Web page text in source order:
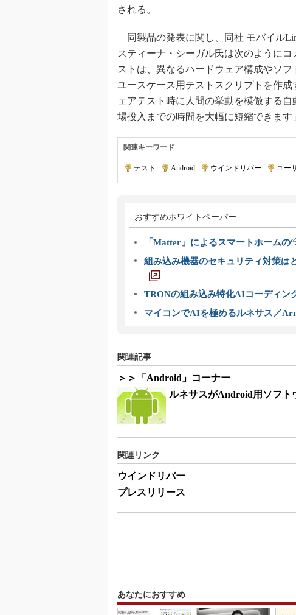
される。
同製品の発表に関し、同社 モバイル
スティーナ・シーガル氏は次のようにコ
ストは、異なるハードウェア構成やソ
ユースケース用テストスクリプトを作
ェアテスト時に人間の挙動を模倣する
場投入までの時間を大幅に短縮できます
関連キーワード
テスト Android ウインドリバー ユー
おすすめホワイトペーパー
「Matter」によるスマートホーム
組み込み機器のセキュリティ対策
TRONの組み込み特化AIコーディン
マイコンでAIを極めるルネサス／
関連記事
＞＞「Android」コーナー
ルネサスがAndroid用ソフト
関連リンク
ウインドリバー
プレスリリース
あなたにおすすめ